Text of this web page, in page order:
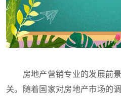
房地产营销专业的发展前景
关。随着国家对房地产市场的